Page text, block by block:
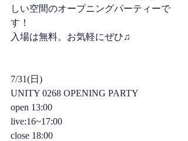
しい空間のオープニングパーティーで
す！
入場は無料。お気軽にぜひ♫
7/31(日)
UNITY 0268 OPENING PARTY
open 13:00
live:16~17:00
close 18:00